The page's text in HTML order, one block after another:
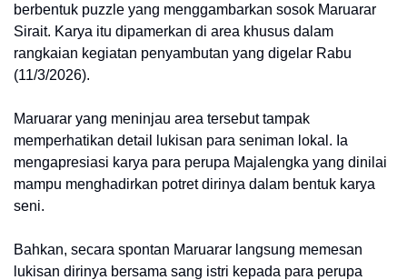
berbentuk puzzle yang menggambarkan sosok Maruarar
Sirait. Karya itu dipamerkan di area khusus dalam
rangkaian kegiatan penyambutan yang digelar Rabu
(11/3/2026).
Maruarar yang meninjau area tersebut tampak
memperhatikan detail lukisan para seniman lokal. Ia
mengapresiasi karya para perupa Majalengka yang dinilai
mampu menghadirkan potret dirinya dalam bentuk karya
seni.
Bahkan, secara spontan Maruarar langsung memesan
lukisan dirinya bersama sang istri kepada para perupa